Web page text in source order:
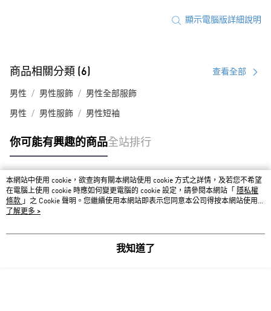
顯示電腦版詳細說明
商品相關分類 (6) 查看全部
男性 男性服飾 男性全部服飾
男性 男性服飾 男性短袖
你可能有興趣的商品全站排行
熱門標籤
本網站中使用 cookie，欲查詢有關本網站使用 cookie 方式之詳情，及若您不希望
在電腦上使用 cookie 時應如何變更電腦的 cookie 設定，請參閱本網站「
隱私權
條款 」之 Cookie 聲明。您繼續使用本網站即表示您同意本公司得按本網站使用條
款之 Cookie 聲明使用 cookie。
了解更多 >
我知道了